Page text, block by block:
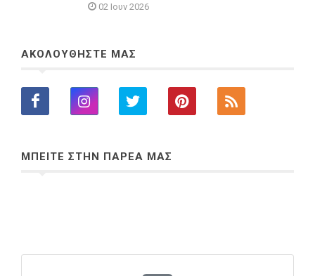
02 Ιουν 2026
ΑΚΟΛΟΥΘΗΣΤΕ ΜΑΣ
ΜΠΕΙΤΕ ΣΤΗΝ ΠΑΡΕΑ ΜΑΣ